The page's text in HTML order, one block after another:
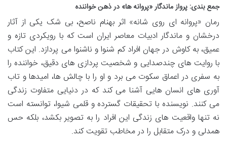
جمع بندی: پرواز ماندگار «پروانه ها» در ذهن خواننده
رمان «پروانه ای روی شانه» اثر بهنام ناصح، بی شک یکی از آثار
درخشان و ماندگار ادبیات معاصر ایران است که با رویکردی تازه و
عمیق، به کاوش در جهان افراد کم شنوا و ناشنوا می پردازد. این کتاب
با روایت های چندصدایی و شخصیت پردازی های دقیق، خواننده را
به سفری در اعماق سکوت می برد و او را با چالش ها، امیدها و تاب
آوری های انسان هایی آشنا می کند که در دنیایی متفاوت زندگی
می کنند. نویسنده با تحقیقات گسترده و قلمی شیوا، توانسته است
نه تنها واقعیت های زندگی این افراد را به تصویر بکشد، بلکه حس
همدلی و درک متقابل را در مخاطب تقویت کند.